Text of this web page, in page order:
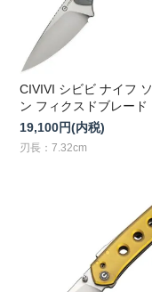
CIVIVI シビビ ナイフ
ン フィクスドブレード
19,100円(内税)
刃長：7.32cm